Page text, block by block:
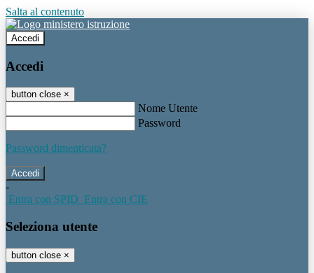
Salta al contenuto
Accedi
Accedi
button close ×
Nome Utente
Password
Password dimenticata?
-
Entra con SPID Entra con CIE
Seleziona utente
button close ×